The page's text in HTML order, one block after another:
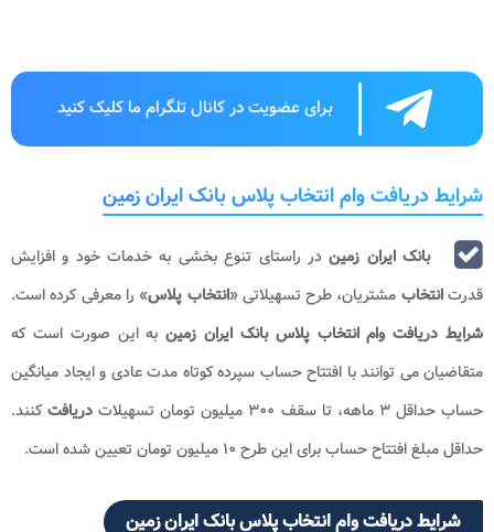
برای عضویت در کانال تلگرام ما کلیک کنید
شرایط دریافت وام انتخاب پلاس بانک ایران زمین
بانک ایران زمیندر راستای تنوع بخشی به خدمات خود و افزایش
قدرتانتخاب مشتریان، طرح تسهیلاتی «انتخاب پلاس» را معرفی کرده است.
شرایط دریافت وام انتخاب پلاس بانک ایران زمینبه این صورت است که
متقاضیان می توانند با افتتاح حساب سپرده کوتاه مدت عادی و ایجاد میانگین
حساب حداقل ۳ ماهه، تا سقف ۳۰۰ میلیون تومان تسهیلات
دریافتکنند.
حداقل مبلغ افتتاح حساب برای این طرح ۱۰ میلیون تومان تعیین شده است.
شرایط دریافت وام انتخاب پلاس بانک ایران زمین